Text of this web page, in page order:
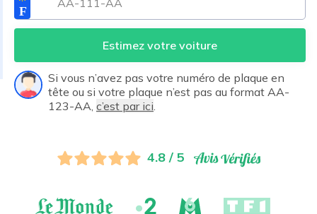
Estimez votre voiture
Si vous n’avez pas votre numéro de plaque en
tête ou si votre plaque n’est pas au format AA-
123-AA, c’est par ici
4.8 / 5